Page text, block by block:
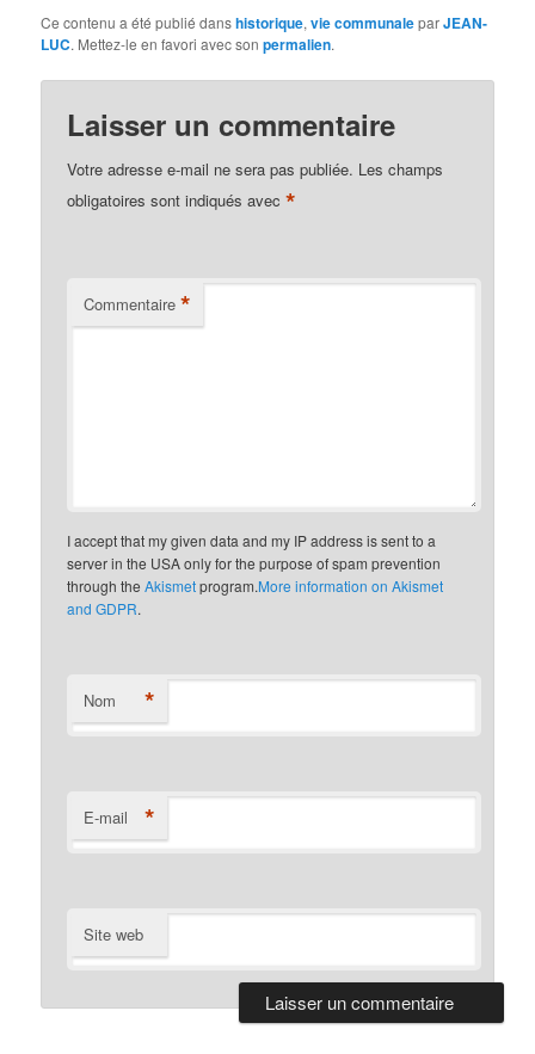
Ce contenu a été publié danshistorique,vie communaleparJEAN-
LUC. Mettez-le en favori avec sonpermalien.
Laisser un commentaire
Votre adresse e-mail ne sera pas publiée. Les champs
obligatoires sont indiqués avec*
Commentaire *
I accept that my given data and my IP address is sent to a
server in the USA only for the purpose of spam prevention
through theAkismetprogram.More information on Akismet
and GDPR.
Nom *
E-mail *
Site web